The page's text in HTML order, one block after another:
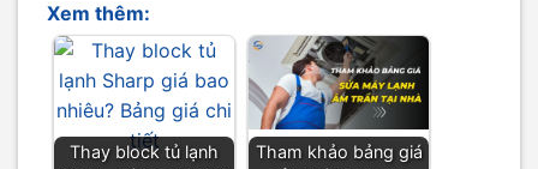
Xem thêm:
Thay block tủ lạnh
Tham khảo bảng giá